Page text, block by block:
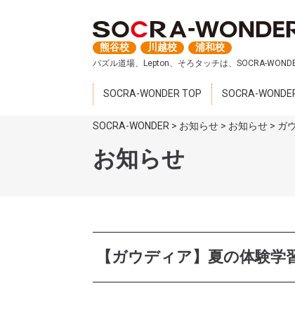
熊谷校 川越校 浦和校
パズル道場、Lepton、そろタッチは、SOCRA-
SOCRA-WONDER TOP SOCRA-
SOCRA-WONDER > お知らせ > お知らせ > ガ
お知らせ
【ガウディア】夏の体験学